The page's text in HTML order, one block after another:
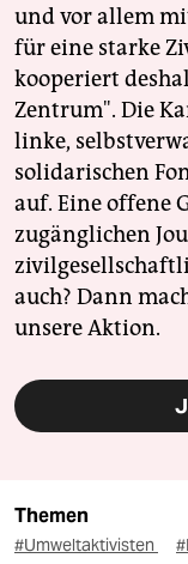
und vor allem
für eine starke
kooperiert
Zentrum". Die
linke,
solidarischen
auf. Eine offene
zugänglichen
auch? Dann
unsere Aktion.
Themen
#Umweltaktivisten